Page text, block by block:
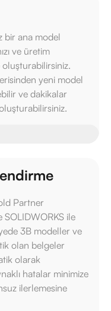
bir ana model
ve üretim
oluşturabilirsiniz.
yeni model
ve dakikalar
Partner
ile
3B modeller ve
olan belgeler
olarak
hatalar minimize
ilerlemesine